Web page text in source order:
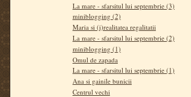
La mare - sfarsitul lui septembrie (3)
miniblogging (2)
Maria si (i)realitatea regalitatii
La mare - sfarsitul lui septembrie (2)
miniblogging (1)
Omul de zapada
La mare - sfarsitul lui septembrie (1)
Ana si gainile bunicii
Centrul vechi